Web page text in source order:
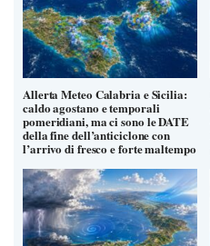
Allerta Meteo Calabria e Sicilia:
caldo agostano e temporali
pomeridiani, ma ci sono le DATE
della fine dell’anticiclone con
l’arrivo di fresco e forte maltempo